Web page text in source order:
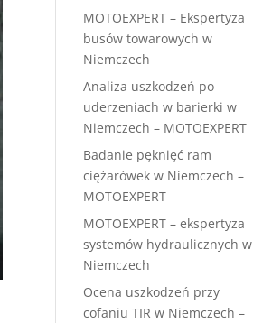
MOTOEXPERT – Ekspertyza
busów towarowych w
Niemczech
Analiza uszkodzeń po
uderzeniach w barierki w
Niemczech – MOTOEXPERT
Badanie pęknięć ram
ciężarówek w Niemczech –
MOTOEXPERT
MOTOEXPERT – ekspertyza
systemów hydraulicznych w
Niemczech
Ocena uszkodzeń przy
cofaniu TIR w Niemczech –